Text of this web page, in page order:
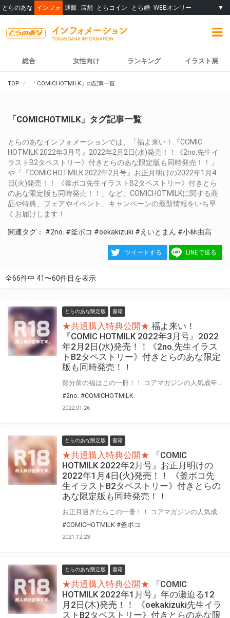
とらのあな インフォ 通販 店舗 とらコイン とら婚 WEBオンリー ▼
総合 女性向け ランキング イラスト展
TOP 「COMICHOTMILK」の記事一覧
「COMICHOTMILK」タグ記事一覧
とらのあなインフォメーションでは、「福よ来い！『COMIC
HOTMILK 2022年3月号』2022年2月2日(水)発売！！《2no.先生イ
ラストB2タペストリー》付きとらのあな限定版も同時発売！！」
や「『COMIC HOTMILK 2022年2月号』お正月明けの2022年1月4
日(火)発売！！ 《釜ボコ先生イラストB2タペストリー》付きとら
のあな限定版も同時発売！！」など、COMICHOTMILKに関する商
品や特典、フェアやイベント、キャンペーンの最新情報をいち早
くお届けします！
関連タグ： #2no. #釜ボコ #oekakizuki #えいとまん #小林由高
ツイートする LINEで送る
全66件中 41〜60件目を表示
とらのあな限定版 書籍
★共通購入特典公開★ 福よ来い！
『COMIC HOTMILK 2022年3月号』2022
年2月2日(水)発売！！《2no.先生イラス
トB2タペストリー》付きとらのあな限定
版も同時発売！！
#2no. #COMICHOTMILK
2022.01.26
とらのあな限定版 書籍
★共通購入特典公開★
『COMIC
HOTMILK 2022年2月号』お正月明けの
2022年1月4日(火)発売！！ 《釜ボコ先
生イラストB2タペストリー》付きとらの
あな限定版も同時発売！！
#COMICHOTMILK #釜ボコ
2021.12.23
とらのあな限定版 書籍
★共通購入特典公開★
『COMIC
HOTMILK 2022年1月号』年の瀬迫る12
月2日(木)発売！！ 《oekakizuki先生イラ
ストB2タペストリー》付きとらのあな限